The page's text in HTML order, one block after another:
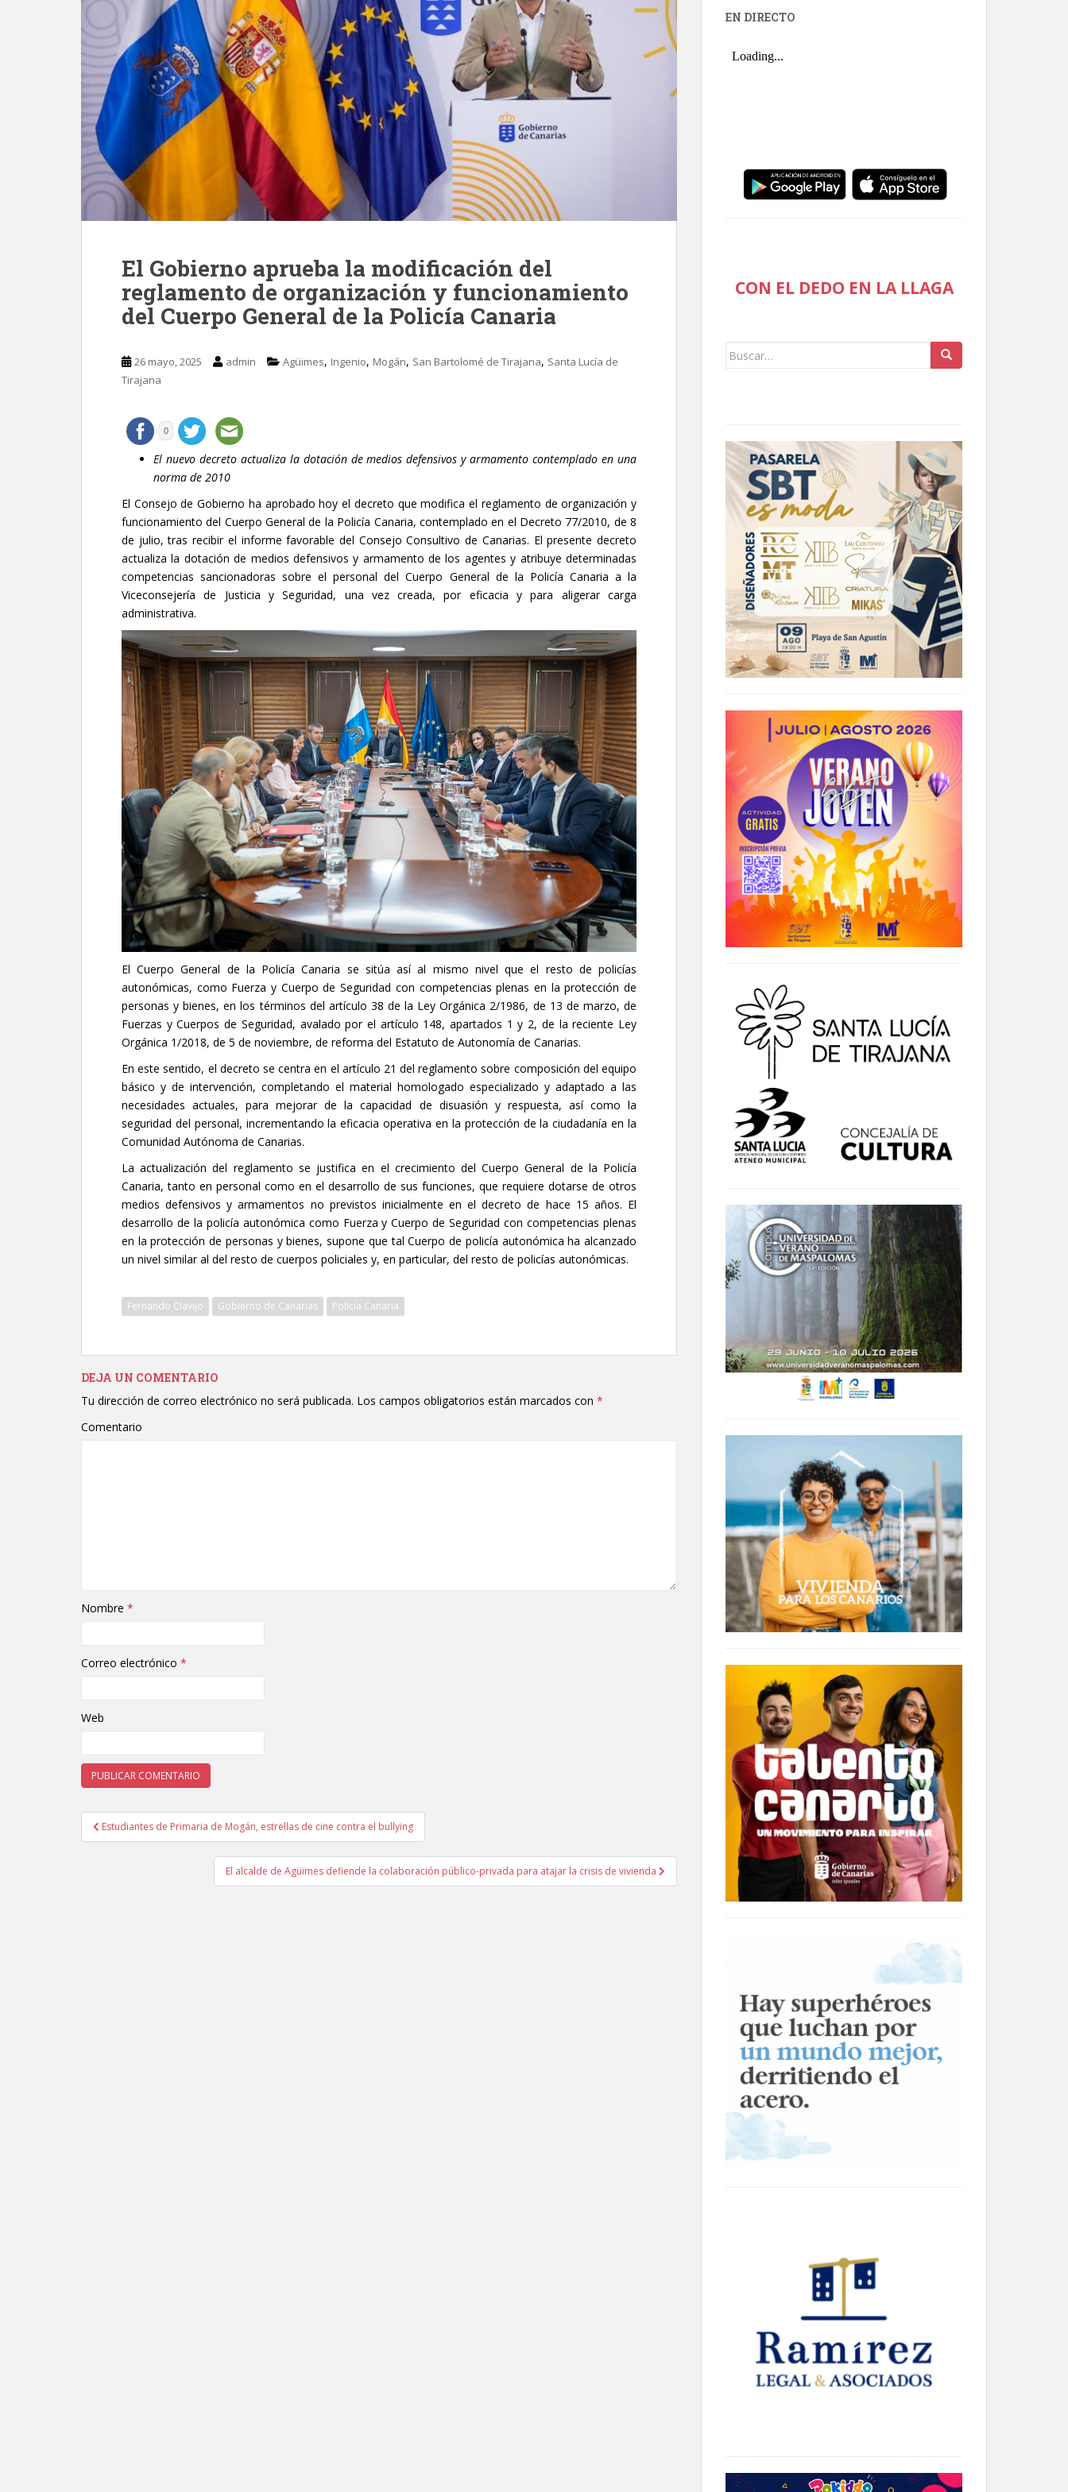
El Gobierno aprueba la modificación del
reglamento de organización y funcionamiento
del Cuerpo General de la Policía Canaria
26 mayo, 2025 admin Agüimes, Ingenio, Mogán, San Bartolomé de Tirajana, Santa Lucía de
Tirajana
0
El nuevo decreto actualiza la dotación de medios defensivos y armamento contemplado en una
norma de 2010
El Consejo de Gobierno ha aprobado hoy el decreto que modifica el reglamento de organización y
funcionamiento del Cuerpo General de la Policía Canaria, contemplado en el Decreto 77/2010, de 8
de julio, tras recibir el informe favorable del Consejo Consultivo de Canarias. El presente decreto
actualiza la dotación de medios defensivos y armamento de los agentes y atribuye determinadas
competencias sancionadoras sobre el personal del Cuerpo General de la Policía Canaria a la
Viceconsejería de Justicia y Seguridad, una vez creada, por eficacia y para aligerar carga
administrativa.
El Cuerpo General de la Policía Canaria se sitúa así al mismo nivel que el resto de policías
autonómicas, como Fuerza y Cuerpo de Seguridad con competencias plenas en la protección de
personas y bienes, en los términos del artículo 38 de la Ley Orgánica 2/1986, de 13 de marzo, de
Fuerzas y Cuerpos de Seguridad, avalado por el artículo 148, apartados 1 y 2, de la reciente Ley
Orgánica 1/2018, de 5 de noviembre, de reforma del Estatuto de Autonomía de Canarias.
En este sentido, el decreto se centra en el artículo 21 del reglamento sobre composición del equipo
básico y de intervención, completando el material homologado especializado y adaptado a las
necesidades actuales, para mejorar de la capacidad de disuasión y respuesta, así como la
seguridad del personal, incrementando la eficacia operativa en la protección de la ciudadanía en la
Comunidad Autónoma de Canarias.
La actualización del reglamento se justifica en el crecimiento del Cuerpo General de la Policía
Canaria, tanto en personal como en el desarrollo de sus funciones, que requiere dotarse de otros
medios defensivos y armamentos no previstos inicialmente en el decreto de hace 15 años. El
desarrollo de la policía autonómica como Fuerza y Cuerpo de Seguridad con competencias plenas
en la protección de personas y bienes, supone que tal Cuerpo de policía autonómica ha alcanzado
un nivel similar al del resto de cuerpos policiales y, en particular, del resto de policías autonómicas.
Fernando Clavijo Gobierno de Canarias Policía Canaria
DEJA UN COMENTARIO
Tu dirección de correo electrónico no será publicada. Los campos obligatorios están marcados con *
Comentario
Nombre *
Correo electrónico *
Web
Navegación de entradas
Estudiantes de Primaria de Mogán, estrellas de cine contra el bullying
El alcalde de Agüimes defiende la colaboración público-privada para atajar la crisis de vivienda
EN DIRECTO
CON EL DEDO EN LA LLAGA
Buscar: